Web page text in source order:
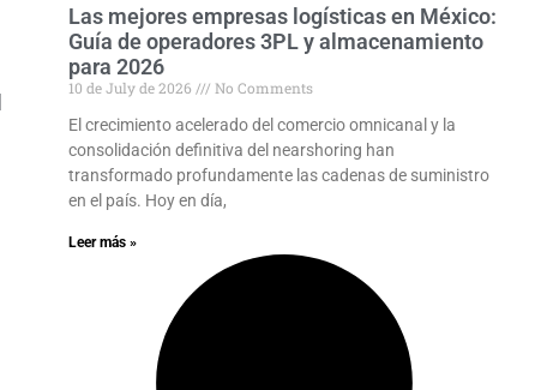
Las mejores empresas logísticas en México:
Guía de operadores 3PL y almacenamiento
para 2026
10 de July de 2026
No Comments
El crecimiento acelerado del comercio omnicanal y la
consolidación definitiva del nearshoring han
transformado profundamente las cadenas de suministro
en el país. Hoy en día,
Leer más »